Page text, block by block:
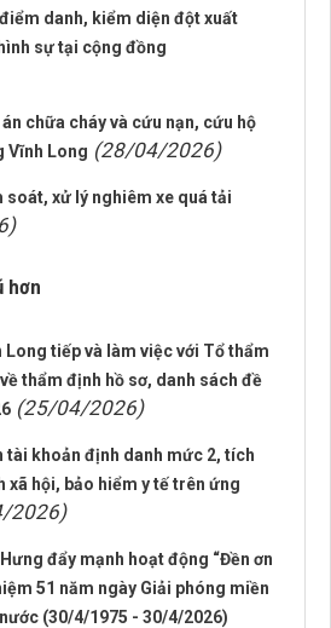
danh, kiểm diện đột xuất
sự tại cộng đồng
chữa cháy và cứu nạn, cứu hộ
Vĩnh Long (28/04/2026)
xử lý nghiêm xe quá tải
hơn
Long tiếp và làm việc với Tổ thẩm
thẩm định hồ sơ, danh sách đề
(25/04/2026)
tài khoản định danh mức 2, tích
xã hội, bảo hiểm y tế trên ứng
2026)
đẩy mạnh hoạt động “Đền ơn
51 năm ngày Giải phóng miền
(30/4/1975 - 30/4/2026)